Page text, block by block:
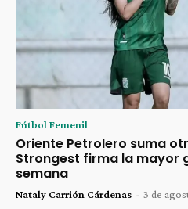
Fútbol Femenil
Oriente Petrolero suma
Strongest firma la mayor
semana
Nataly Carrión Cárdenas - 3 de